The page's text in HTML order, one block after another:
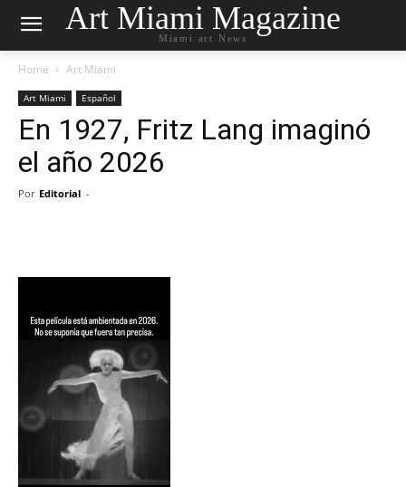
Art Miami Magazine
Miami art News
Home Art Miami
Art Miami Español
En 1927, Fritz Lang imaginó
el año 2026
Por Editorial -